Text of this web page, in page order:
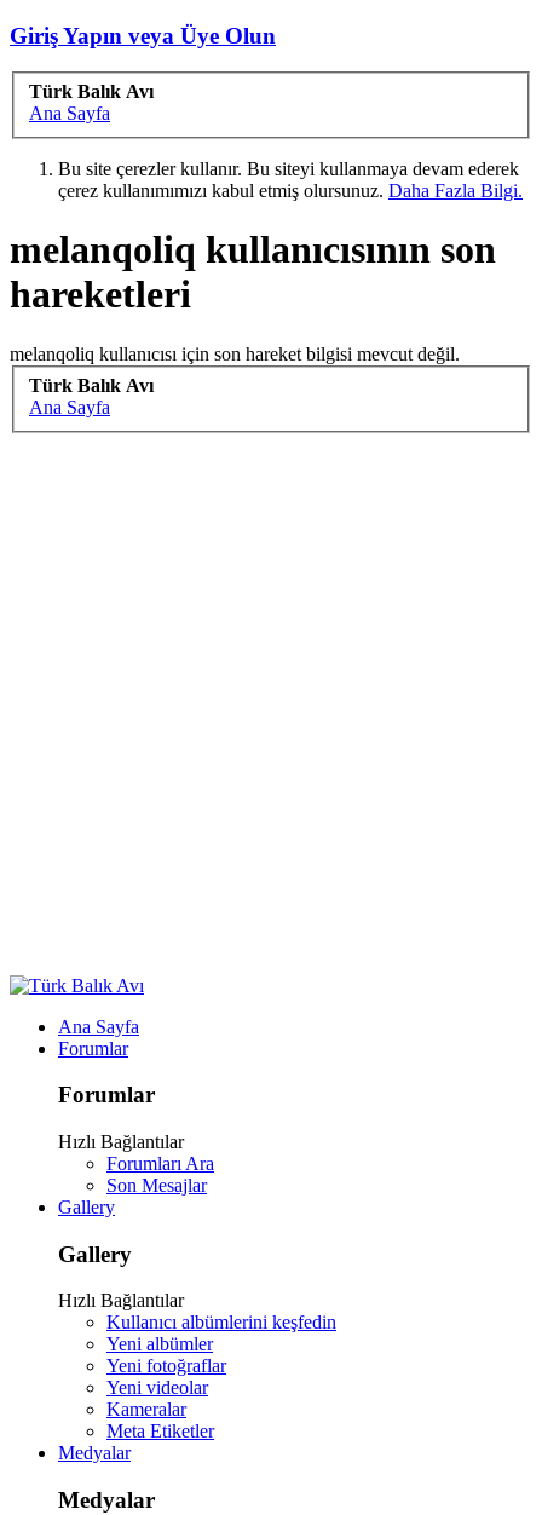
Giriş Yapın veya Üye Olun
Türk Balık Avı
Ana Sayfa
Bu site çerezler kullanır. Bu siteyi kullanmaya devam ederek
çerez kullanımımızı kabul etmiş olursunuz. Daha Fazla Bilgi.
melanqoliq kullanıcısının son
hareketleri
melanqoliq kullanıcısı için son hareket bilgisi mevcut değil.
Türk Balık Avı
Ana Sayfa
Ana Sayfa
Forumlar
Forumlar
Hızlı Bağlantılar
Forumları Ara
Son Mesajlar
Gallery
Gallery
Hızlı Bağlantılar
Kullanıcı albümlerini keşfedin
Yeni albümler
Yeni fotoğraflar
Yeni videolar
Kameralar
Meta Etiketler
Medyalar
Medyalar